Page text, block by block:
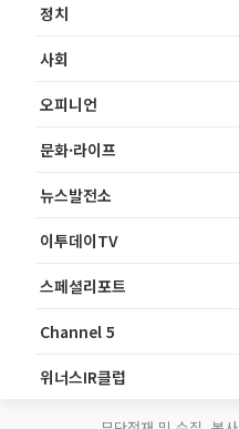
정치
사회
오피니언
문화·라이프
뉴스발전소
이투데이TV
스페셜리포트
Channel 5
위너스IR클럽